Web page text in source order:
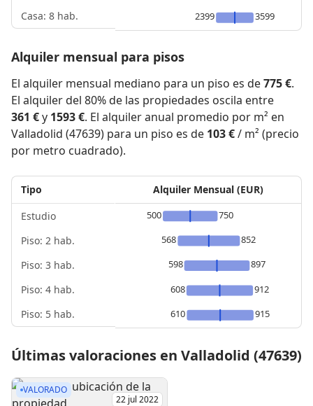
Casa: 8 hab.
2399
3599
Alquiler mensual para pisos
El alquiler mensual mediano para un piso es de775 €.
El alquiler del 80% de las propiedades oscila entre
361 €y 1593 €. El alquiler anual promedio por m² en
Valladolid (47639) para un piso es de 103 €/ m² (precio
por metro cuadrado).
Tipo
Estudio
Piso: 2 hab.
Piso: 3 hab.
Piso: 4 hab.
Piso: 5 hab.
Alquiler Mensual (EUR)
500
750
568
852
598
897
608
912
610
915
Últimas valoraciones en Valladolid (47639)
VALORADO
22 jul 2022